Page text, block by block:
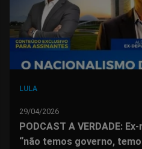
LULA
29/04/2026
PODCAST A VERDADE:
“não temos governo,